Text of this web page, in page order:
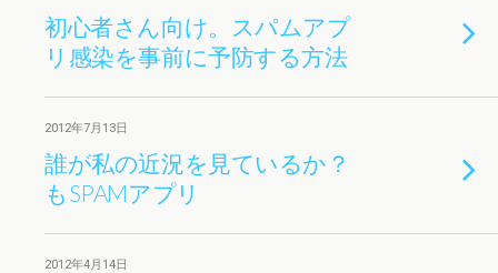
初心者さん向け。スパムアプ
リ感染を事前に予防する方法
2012年7月13日
誰が私の近況を見ているか？
もSPAMアプリ
2012年4月14日